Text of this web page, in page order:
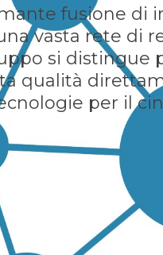
fusione di
vasta rete di
si distingue
qualità
per il